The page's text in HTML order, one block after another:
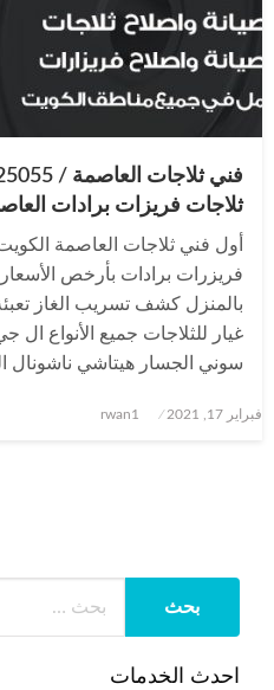
ثلاجات فريزات برادات
أول فني ثلاجات العاصمة
فريزرات برادات بأرخص الأسعار
بالمنزل كشف تسريب الغاز
غيار للثلاجات جميع الأنواع ال
سوني الجسار هيتاشي
نُشر
فبراير 17, 2021 rwan1
احدث الخدمات